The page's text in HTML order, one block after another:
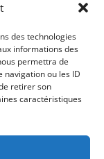
des technologies
informations des
permettra de
ou les ID
retirer son
caractéristiques